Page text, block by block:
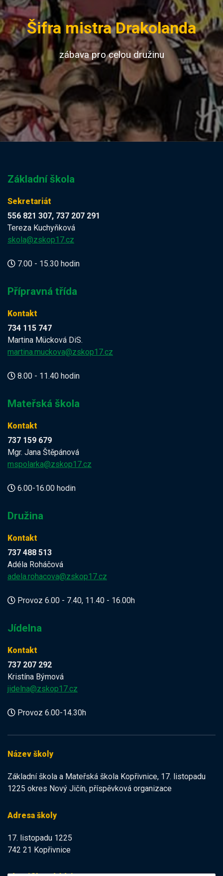
Šifra mistra Drakolanda
zábava pro celou družinu
Základní škola
Sekretariát
556 821 307, 737 207 291
Tereza Kuchyňková
skola@zskop17.cz
7.00 - 15.30 hodin
Přípravná třída
Kontakt
734 115 747
Martina Mücková DiS.
martina.muckova@zskop17.cz
8.00 - 11.40 hodin
Mateřská škola
Kontakt
737 159 679
Mgr. Jana Štěpánová
mspolarka@zskop17.cz
6.00-16.00 hodin
Družina
Kontakt
737 488 513
Adéla Roháčová
adela.rohacova@zskop17.cz
Provoz 6.00 - 7.40, 11.40 - 16.00h
Jídelna
Kontakt
737 207 292
Kristína Býmová
jidelna@zskop17.cz
Provoz 6.00-14.30h
Název školy
Základní škola a Mateřská škola Kopřivnice, 17. listopadu
1225 okres Nový Jičín, příspěvková organizace
Adresa školy
17. listopadu 1225
742 21 Kopřivnice